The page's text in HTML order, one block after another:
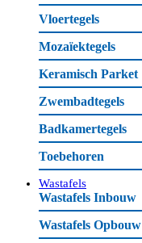
Vloertegels
Mozaïektegels
Keramisch Parket
Zwembadtegels
Badkamertegels
Toebehoren
Wastafels
Wastafels Inbouw
Wastafels Opbouw